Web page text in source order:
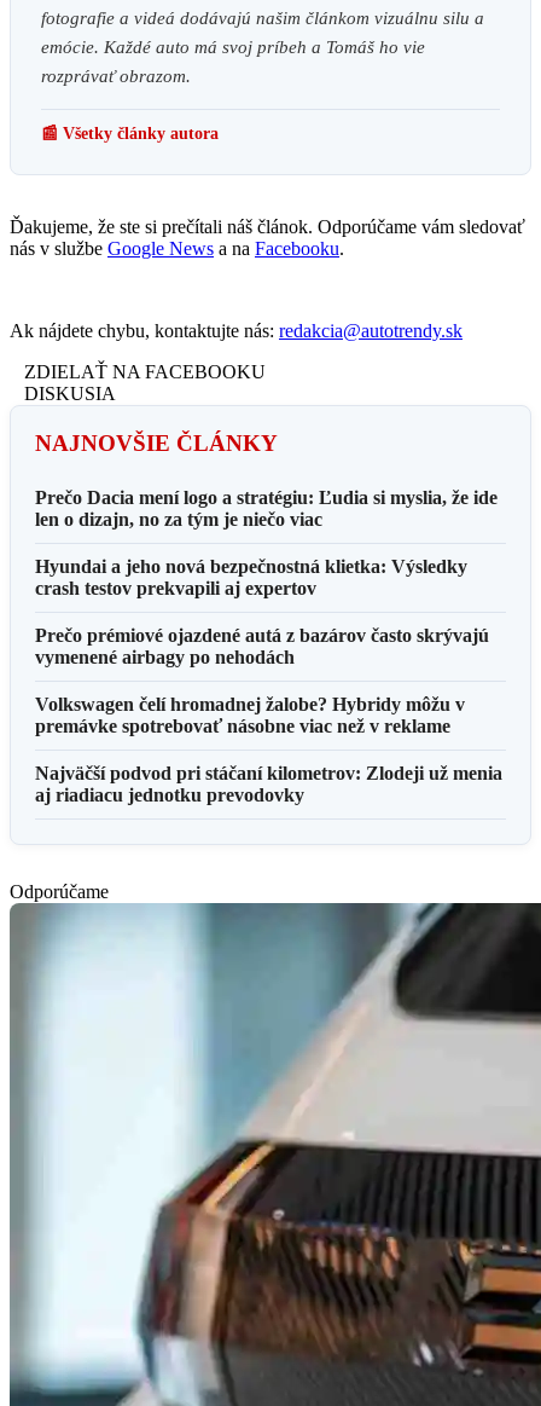
fotografie a videá dodávajú našim článkom vizuálnu silu a
emócie. Každé auto má svoj príbeh a Tomáš ho vie
rozprávať obrazom.
📰 Všetky články autora
Ďakujeme, že ste si prečítali náš článok. Odporúčame vám sledovať
nás v službe Google News a na Facebooku.
Ak nájdete chybu, kontaktujte nás: redakcia@autotrendy.sk
ZDIELAŤ NA FACEBOOKU
DISKUSIA
NAJNOVŠIE ČLÁNKY
Prečo Dacia mení logo a stratégiu: Ľudia si myslia, že ide
len o dizajn, no za tým je niečo viac
Hyundai a jeho nová bezpečnostná klietka: Výsledky
crash testov prekvapili aj expertov
Prečo prémiové ojazdené autá z bazárov často skrývajú
vymenené airbagy po nehodách
Volkswagen čelí hromadnej žalobe? Hybridy môžu v
premávke spotrebovať násobne viac než v reklame
Najväčší podvod pri stáčaní kilometrov: Zlodeji už menia
aj riadiacu jednotku prevodovky
Odporúčame